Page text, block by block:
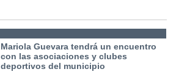
Mariola Guevara tendrá un encuentro
con las asociaciones y clubes
deportivos del municipio